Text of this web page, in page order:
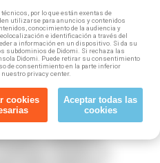
de docentes expertos
de prácticas no
finalizar la parte
completo (recuerda
de prácticas) puedes
módulo y un
para completar tu
por lo que están exentas de
utilizarse para anuncios y contenidos
conocimiento de la audiencia y
e identificación a través del
a información en un dispositivo. Si da su
subdominios de Didomi. Si rechaza las
Didomi. Puede retirar su consentimiento
de consentimiento en la parte inferior
nuestro privacy center.
cookies
Aceptar todas las
cookies